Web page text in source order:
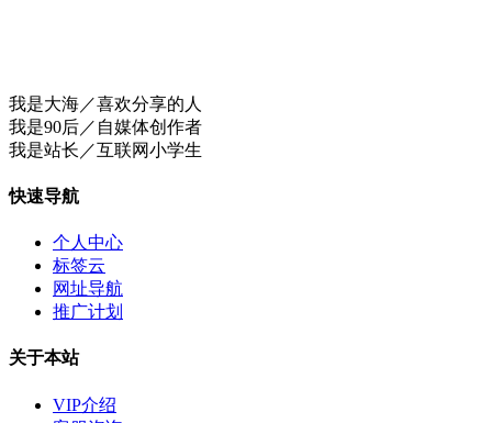
我是大海／喜欢分享的人
我是90后／自媒体创作者
我是站长／互联网小学生
快速导航
个人中心
标签云
网址导航
推广计划
关于本站
VIP介绍